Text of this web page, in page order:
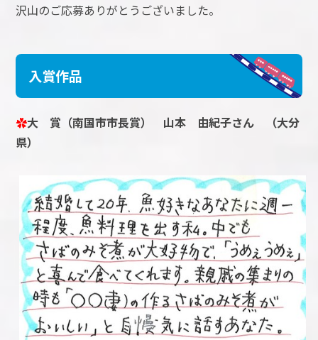
沢山のご応募ありがとうございました。
入賞作品
✿大 賞（南国市市長賞） 山本 由紀子さん （大分
県）